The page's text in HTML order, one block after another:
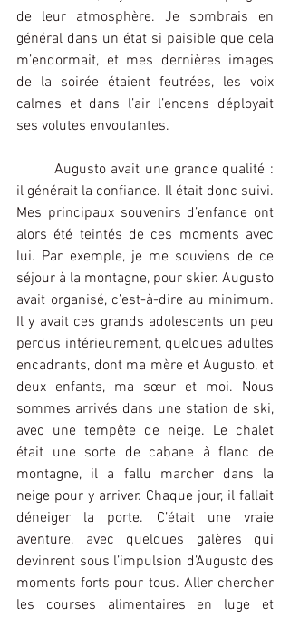
de leur atmosphère. Je sombrais en
général dans un état si paisible que cela
m’endormait, et mes dernières images
de la soirée étaient feutrées, les voix
calmes et dans l’air l’encens déployait
ses volutes envoutantes.
Augusto avait une grande qualité :
il générait la confiance. Il était donc suivi.
Mes principaux souvenirs d’enfance ont
alors été teintés de ces moments avec
lui. Par exemple, je me souviens de ce
séjour à la montagne, pour skier. Augusto
avait organisé, c’est-à-dire au minimum.
Il y avait ces grands adolescents un peu
perdus intérieurement, quelques adultes
encadrants, dont ma mère et Augusto, et
deux enfants, ma sœur et moi. Nous
sommes arrivés dans une station de ski,
avec une tempête de neige. Le chalet
était une sorte de cabane à flanc de
montagne, il a fallu marcher dans la
neige pour y arriver. Chaque jour, il fallait
déneiger la porte. C’était une vraie
aventure, avec quelques galères qui
devinrent sous l’impulsion d’Augusto des
moments forts pour tous. Aller chercher
les courses alimentaires en luge et